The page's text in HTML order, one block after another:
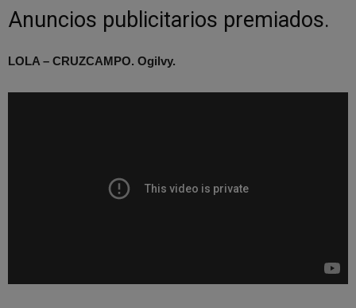
Anuncios publicitarios premiados.
LOLA – CRUZCAMPO. Ogilvy.